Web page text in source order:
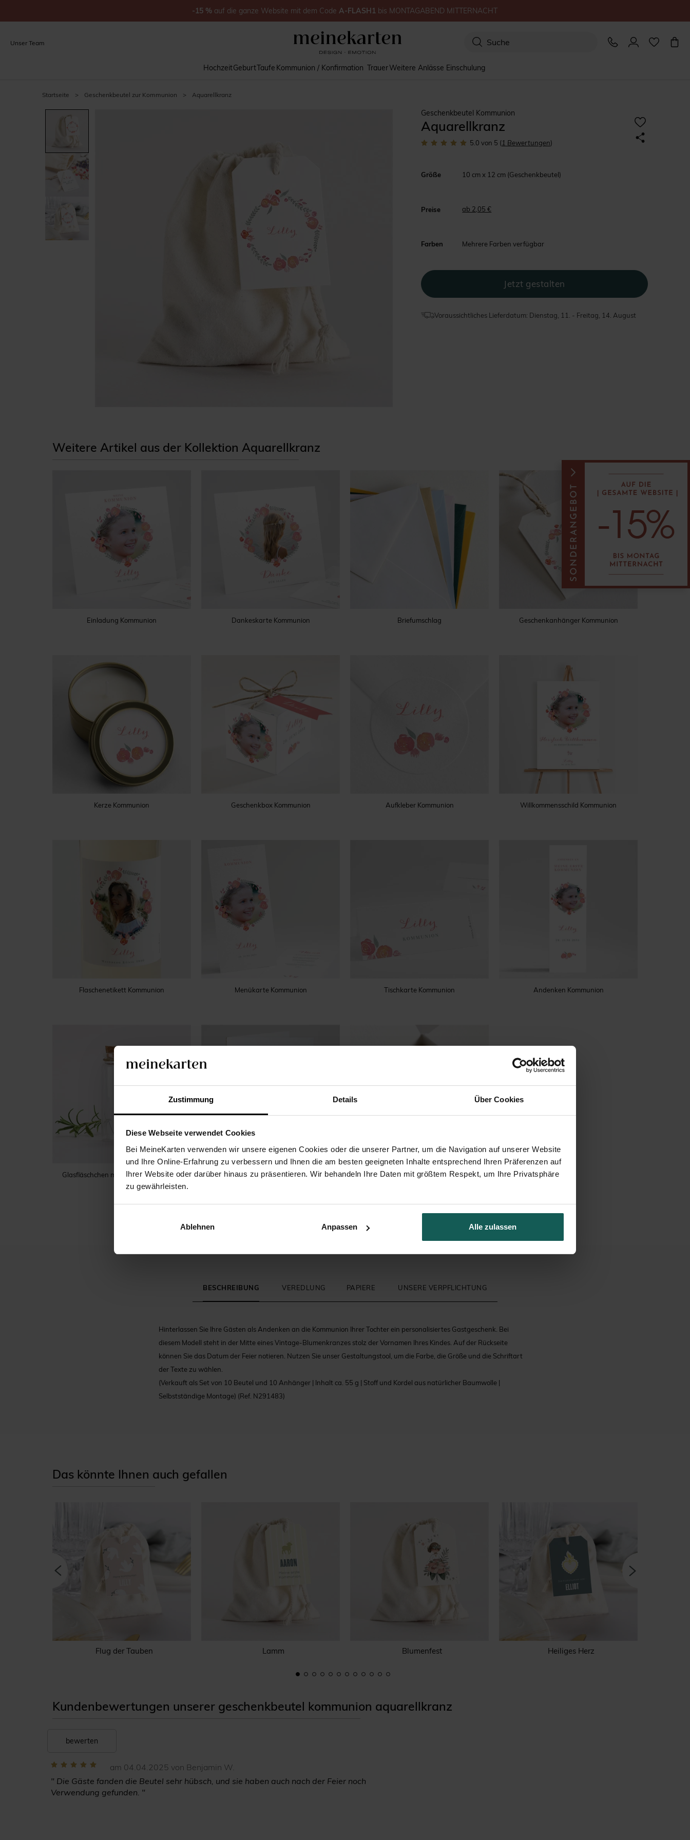
Zustimmung Details Über Cookies
Diese Webseite verwendet Cookies
Bei MeineKarten verwenden wir unsere eigenen Cookies oder die unserer Partner, um die Navigation auf unserer Website
und Ihre Online-Erfahrung zu verbessern und Ihnen die am besten geeigneten Inhalte entsprechend Ihren Präferenzen auf
Ihrer Website oder darüber hinaus zu präsentieren. Wir behandeln Ihre Daten mit größtem Respekt, um Ihre Privatsphäre
zu gewährleisten.
Ablehnen Anpassen Alle zulassen
Unser Team
HochzeitGeburtTaufe Kommunion / Konfirmation TrauerWeitere Anlässe Einschulung
Startseite > Geschenkbeutel zur Kommunion > Aquarellkranz
Geschenkbeutel Kommunion
Aquarellkranz
5.0 von 5 (1 Bewertungen)
Größe 10 cm x 12 cm (Geschenkbeutel)
Preise ab 2,05 €
Farben Mehrere Farben verfügbar
Voraussichtliches Lieferdatum: Dienstag, 11. - Freitag, 14. August
Weitere Artikel aus der Kollektion Aquarellkranz
Einladung Kommunion Dankeskarte Kommunion Briefumschlag Geschenkanhänger Kommunion
Kerze Kommunion Geschenkbox Kommunion Aufkleber Kommunion Willkommensschild Kommunion
Flaschenetikett Kommunion Menükarte Kommunion Tischkarte Kommunion Andenken Kommunion
Glasfläschchen mit Korken Kommunion Kirchenheft Kommunion Zuckermandeln
BESCHREIBUNG VEREDLUNG PAPIERE UNSERE VERPFLICHTUNG
Hinterlassen Sie Ihre Gästen als Andenken an die Kommunion Ihrer Tochter ein personalisiertes Gastgeschenk. Bei
diesem Modell steht in der Mitte eines Vintage-Blumenkranzes stolz der Vornamen Ihres Kindes. Auf der Rückseite
können Sie das Datum der Feier notieren. Nutzen Sie unser Gestaltungstool, um die Farbe, die Größe und die Schriftart
der Texte zu wählen.
(Verkauft als Set von 10 Beutel und 10 Anhänger | Inhalt ca. 55 g | Stoff und Kordel aus natürlicher Baumwolle |
Selbstständige Montage) (Ref. N291483)
Das könnte Ihnen auch gefallen
Flug der Tauben Lamm Blumenfest Heiliges Herz
Kundenbewertungen unserer geschenkbeutel kommunion aquarellkranz
bewerten
am 04.04.2025 von Benjamin W.
" Die Gäste fanden die Beutel sehr hübsch, und sie haben auch nach der Feier noch
Verwendung gefunden. "
-15 % auf die ganze Website mit dem Code A-FLASH1 bis MONTAGABEND MITTERNACHT